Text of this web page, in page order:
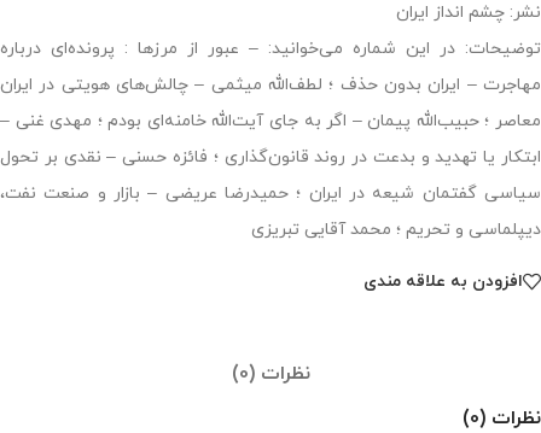
نشر: چشم انداز ایران
توضیحات: در این شماره می‌خوانید: – عبور از مرزها : پرونده‌ای درباره
مهاجرت – ایران بدون حذف ؛ لطف‌الله میثمی – چالش‌های هویتی در ایران
معاصر ؛ حبیب‌الله پیمان – اگر به جای آیت‌الله خامنه‌ای بودم ؛ مهدی غنی –
ابتکار یا تهدید و بدعت در روند قانون‌گذاری ؛ فائزه حسنی – نقدی بر تحول
سیاسی گفتمان شیعه در ایران ؛ حمیدرضا عریضی – بازار و صنعت نفت،
دیپلماسی و تحریم ؛ محمد آقایی تبریزی
افزودن به علاقه مندی
نظرات (0)
نظرات (0)